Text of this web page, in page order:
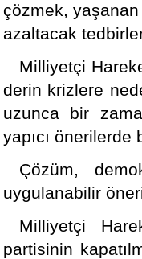
çözmek, yaşanan
azaltacak
Milliyetçi
derin krizlere
uzunca bir
yapıcı önerilerde
Çözüm,
uygulanabilir
Milliyetçi
partisinin